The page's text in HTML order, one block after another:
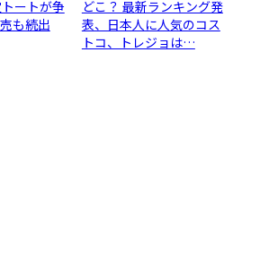
ートが争
も続出
どこ？ 最新ランキング発
表、日本人に人気のコス
トコ、トレジョは…